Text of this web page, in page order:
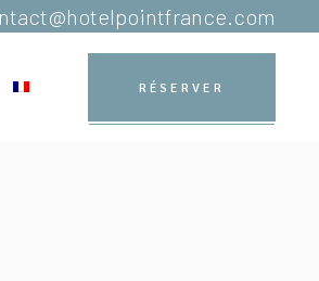
RÉSERVER